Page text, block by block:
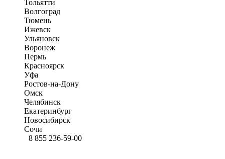
Тольятти
Волгоград
Тюмень
Ижевск
Ульяновск
Воронеж
Пермь
Красноярск
Уфа
Ростов-на-Дону
Омск
Челябинск
Екатеринбург
Новосибирск
Сочи
8 855 236-59-00